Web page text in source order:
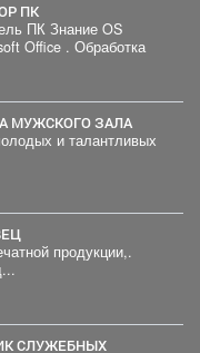
ПК
ПК Знание OS
МУЖСКОГО ЗАЛА
и талантливых
продукции,.